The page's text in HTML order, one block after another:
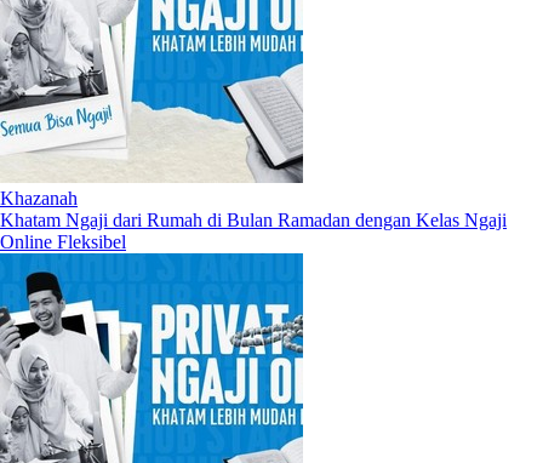
Khazanah
Khatam Ngaji dari Rumah di Bulan Ramadan dengan Kelas Ngaji
Online Fleksibel